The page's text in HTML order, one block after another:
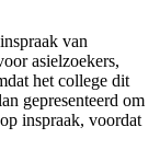
van
asielzoekers,
het college dit
gepresenteerd om
inspraak, voordat